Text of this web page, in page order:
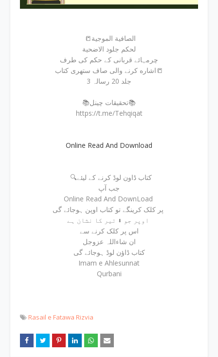
📒الصافیة الموجیة
لحکم جلود الاضحیة
چرمہائے قربانی کے حکم کی طرف
اشاره کرنے والی صاف ستهری کتاب📒
جلد 20 رسالہ 3
📚تحقیقات چینل📚
https://t.me/Tehqiqat
Online Read And Download
🔍کتاب ڈاون لوڈ کرنے کے لیئے
جب آپ
Online Read And DownLoad
اس پر کلک کرنے سے
ان شاءاللہ عزوجل
کتاب ڈاؤن لوڈ ہوجائے گی
Imam e Ahlesunnat
Qurbani
Rasail e Fatawa Rizvia